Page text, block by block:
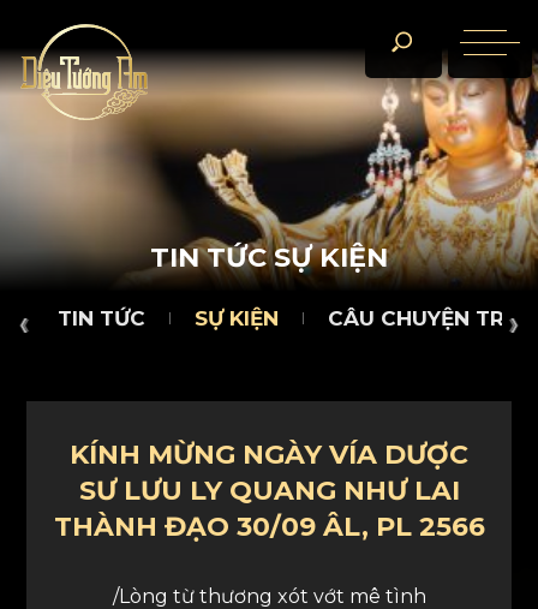
TIN TỨC CÂU CHUYỆN TRÀ ĐÀM
TIN TỨC SỰ KIỆN
TIN TỨC SỰ KIỆN CÂU CHUYỆN TRÀ
KÍNH MỪNG NGÀY VÍA DƯỢC
SƯ LƯU LY QUANG NHƯ LAI
THÀNH ĐẠO 30/09 ÂL, PL 2566
/Lòng từ thương xót vớt mê tình